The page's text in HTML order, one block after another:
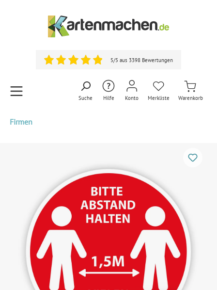
5/5 aus 3398 Bewertungen
Suche Hilfe Konto Merkliste Warenkorb
Firmen